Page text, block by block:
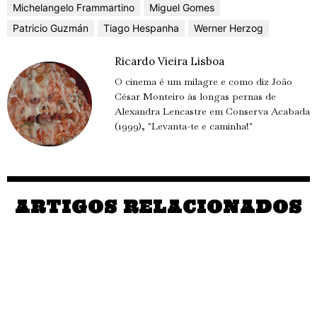
Michelangelo Frammartino
Miguel Gomes
Patricio Guzmán
Tiago Hespanha Werner Herzog
Ricardo Vieira Lisboa
O cinema é um milagre e como diz João
César Monteiro às longas pernas de
Alexandra Lencastre em Conserva Acabada
(1999), "Levanta-te e caminha!"
ARTIGOS RELACIONADOS